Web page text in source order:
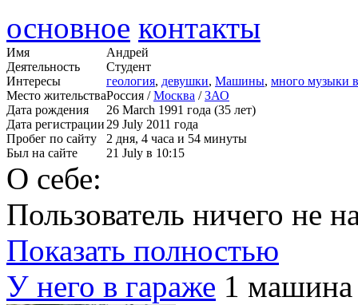
основное контакты
Имя
Андрей
Деятельность
Студент
Интересы
геология, девушки, Машины, много музыки
Место жительстваРоссия /Москва /ЗАО
Дата рождения
26 March 1991 года (35 лет)
Дата регистрации29 July 2011 года
Пробег по сайту
2 дня, 4 часа и 54 минуты
Был на сайте
21 July в 10:15
О себе:
Пользователь ничего не
Показать полностью
У него в гараже 1 машина